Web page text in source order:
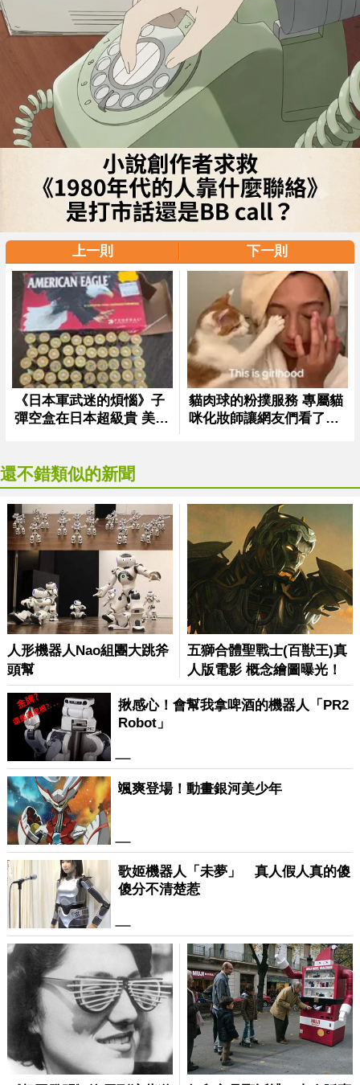
上一則 下一則
還不錯類似的新聞